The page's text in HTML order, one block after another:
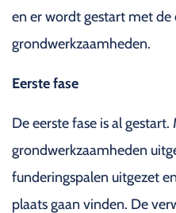
en er wordt gestart met de
grondwerkzaamheden.
Eerste fase
De eerste fase is al
grondwerkzaamheden
funderingspalen uitgezet
plaats gaan vinden. De